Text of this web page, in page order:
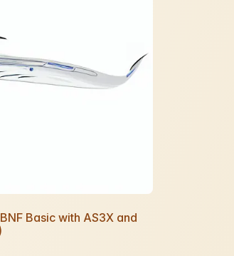
Basic with AS3X and